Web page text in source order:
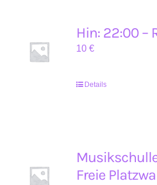
Hin: 22:00 –
10€
Details
Freie